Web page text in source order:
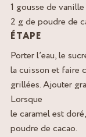
1 gousse de
2 g de poudre de
ÉTAPE
Porter l’eau, le
la cuisson et faire
grillées. Ajouter
Lorsque
le caramel est
poudre de cacao.